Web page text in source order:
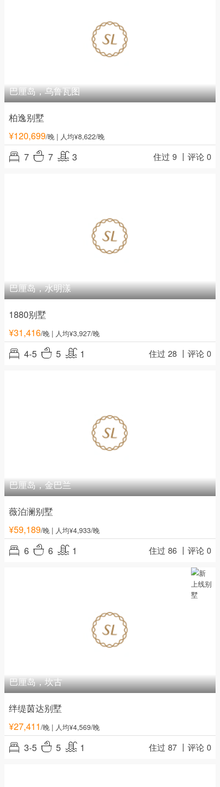
巴厘岛，乌鲁瓦图
柏逸别墅
¥120,699/晚| 人均¥8,622/晚
7 7 3 住过 9 丨评论 0
巴厘岛，水明漾
1880别墅
¥31,416/晚| 人均¥3,927/晚
4-5 5 1 住过 28 丨评论 0
巴厘岛，金巴兰
薇泊澜别墅
¥59,189/晚| 人均¥4,933/晚
6 6 1 住过 86 丨评论 0
巴厘岛，坎古
绊缇茵达别墅
¥27,411/晚| 人均¥4,569/晚
3-5 5 1 住过 87 丨评论 0